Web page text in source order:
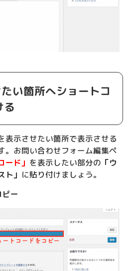
い箇所へショートコ
る
表示させたい箇所で表示させる
。お問い合わせフォーム編集ペ
ード」 を表示したい部分の 「ウ
」 に貼り付けましょう。
ー